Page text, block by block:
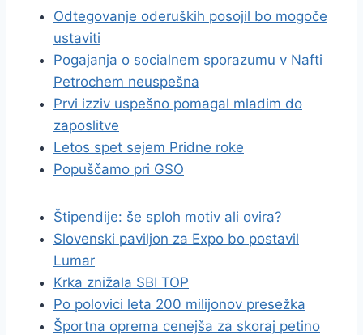
Odtegovanje oderuških posojil bo mogoče
ustaviti
Pogajanja o socialnem sporazumu v Nafti
Petrochem neuspešna
Prvi izziv uspešno pomagal mladim do
zaposlitve
Letos spet sejem Pridne roke
Popuščamo pri GSO
Štipendije: še sploh motiv ali ovira?
Slovenski paviljon za Expo bo postavil
Lumar
Krka znižala SBI TOP
Po polovici leta 200 milijonov presežka
Športna oprema cenejša za skoraj petino